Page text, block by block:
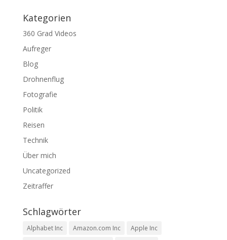
Kategorien
360 Grad Videos
Aufreger
Blog
Drohnenflug
Fotografie
Politik
Reisen
Technik
Über mich
Uncategorized
Zeitraffer
Schlagwörter
Alphabet Inc Amazon.com Inc
Apple Inc